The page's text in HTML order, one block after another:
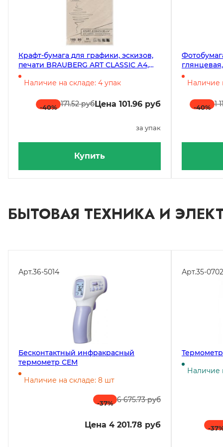
Крафт-бумага для графики, эскизов,
печати BRAUBERG ART CLASSIC А4,
210х297 мм, 80 г/м2, 100 листов
Наличие на складе: 4 упак
-40% 171.52 рубЦена 101.96 руб
за упак
Купить
в упаковке
Наличие
-40% 1
БЫТОВАЯ ТЕХНИКА И
Арт.36-5014
Бесконтактный инфракрасный
термометр СЕМ
Наличие на складе: 8 шт
-37% 6 675.73 руб
Цена 4 201.78 руб
Арт.35-0702
Наличие
-37